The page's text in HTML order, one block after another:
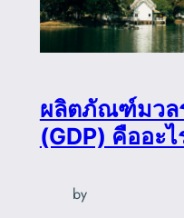
ผลิตภัณฑ์มวล
(GDP) คืออะไ
by